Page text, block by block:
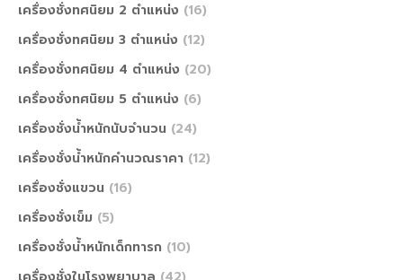
เครื่องชั่งทศนิยม 2 ตำแหน่ง (16)
เครื่องชั่งทศนิยม 3 ตำแหน่ง (12)
เครื่องชั่งทศนิยม 4 ตำแหน่ง (20)
เครื่องชั่งทศนิยม 5 ตำแหน่ง (6)
เครื่องชั่งน้ำหนักนับจำนวน (24)
เครื่องชั่งน้ำหนักคำนวณราคา (12)
เครื่องชั่งแขวน (16)
เครื่องชั่งเข็ม (5)
เครื่องชั่งน้ำหนักเด็กทารก (10)